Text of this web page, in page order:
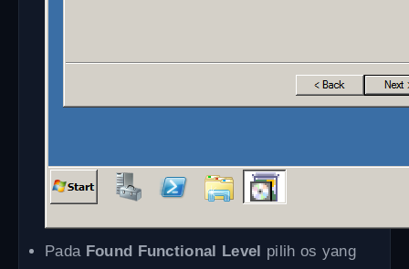
Pada Found Functional Level pilih os yang